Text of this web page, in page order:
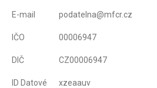
E-mail podatelna@mfcr.cz
IČO 00006947
DIČ CZ00006947
ID Datové
xzeaauv